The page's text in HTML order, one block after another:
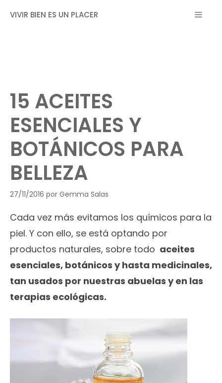
VIVIR BIEN ES UN PLACER MENÚ
15 ACEITES
ESENCIALES Y
BOTÁNICOS PARA
BELLEZA
27/11/2016 por Gemma Salas
Cada vez más evitamos los químicos para la
piel. Y con ello, se está optando por
productos naturales, sobre todo aceites
esenciales, botánicos y hasta medicinales,
tan usados por nuestras abuelas y en las
terapias ecológicas.